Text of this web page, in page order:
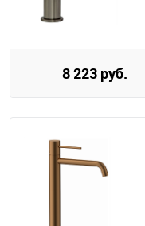
8 223 руб.